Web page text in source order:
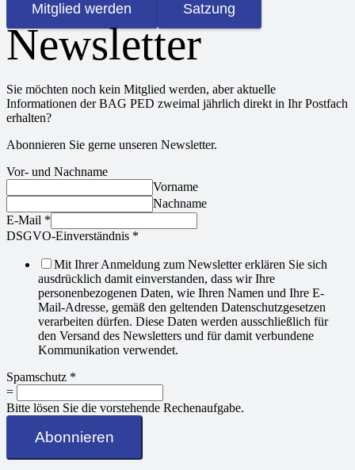
Mitglied werden Satzung
Newsletter
Sie möchten noch kein Mitglied werden, aber aktuelle
Informationen der BAG PED zweimal jährlich direkt in Ihr Postfach
erhalten?
Abonnieren Sie gerne unseren Newsletter.
Vor- und Nachname
Vorname
Nachname
E-Mail *
DSGVO-Einverständnis *
Mit Ihrer Anmeldung zum Newsletter erklären Sie sich
ausdrücklich damit einverstanden, dass wir Ihre
personenbezogenen Daten, wie Ihren Namen und Ihre E-
Mail-Adresse, gemäß den geltenden Datenschutzgesetzen
verarbeiten dürfen. Diese Daten werden ausschließlich für
den Versand des Newsletters und für damit verbundene
Kommunikation verwendet.
Spamschutz *
=
Bitte lösen Sie die vorstehende Rechenaufgabe.
Abonnieren